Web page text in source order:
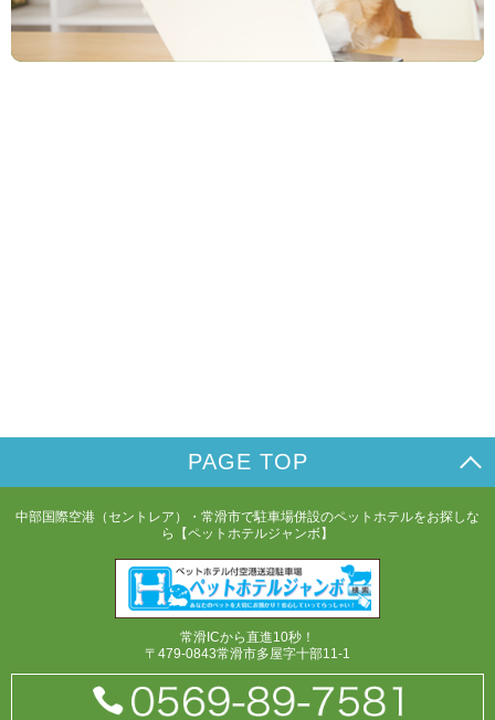
PAGE TOP
中部国際空港（セントレア）・常滑市で駐車場併設のペットホテルをお探しな
ら【ペットホテルジャンボ】
常滑ICから直進10秒！
〒479-0843常滑市多屋字十部11-1